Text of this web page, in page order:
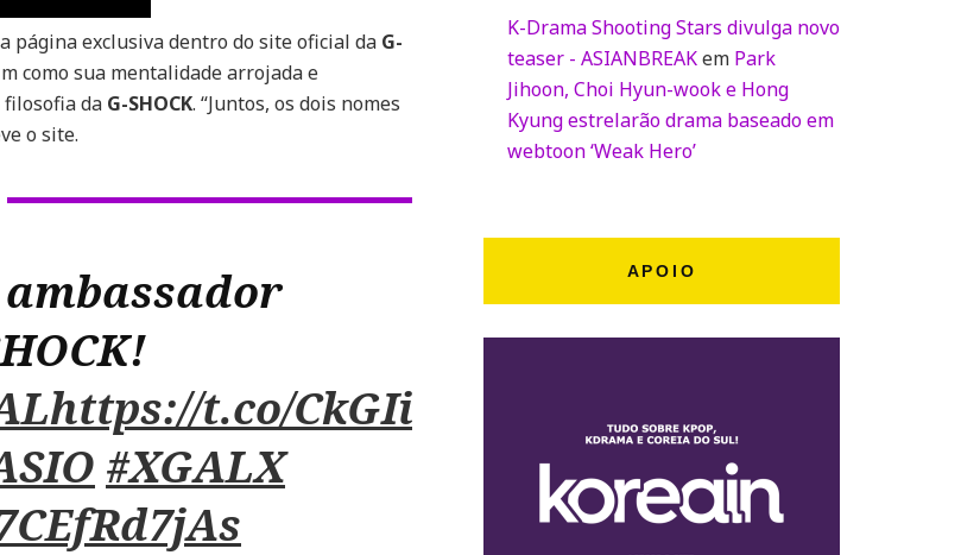
página exclusiva dentro do site oficial da G-
como sua mentalidade arrojada e
da G-SHOCK. “Juntos, os dois nomes
o site.
https://t.co/CkGIi3tyAk
#XGSHOCK
#XGALX
K-Drama Shooting Stars divulga novo
teaser - ASIANBREAKem Park
Jihoon, Choi Hyun-wook e Hong
Kyung estrelarão drama baseado em
webtoon ‘Weak Hero’
APOIO